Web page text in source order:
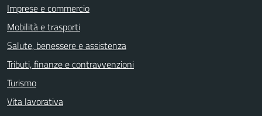
Imprese e commercio
Mobilità e trasporti
Salute, benessere e assistenza
Tributi, finanze e contravvenzioni
Turismo
Vita lavorativa